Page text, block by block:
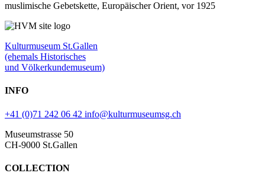
muslimische Gebetskette, Europäischer Orient, vor 1925
Kulturmuseum St.Gallen
(ehemals Historisches
und Völkerkundemuseum)
INFO
+41 (0)71 242 06 42 info@kulturmuseumsg.ch
Museumstrasse 50
CH-9000 St.Gallen
COLLECTION